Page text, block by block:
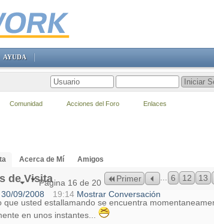
Acerca de Mí Amigos
de Visita
30/09/2008 19:14 Mostrar Conversación
que usted estallamando se encuentra
en unos instantes...
Página 16 de 20 Primer 6 12 13
AYUDA
Comunidad Acciones del Foro Enlaces